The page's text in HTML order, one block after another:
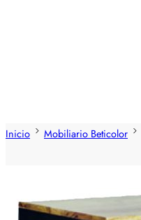
Inicio Mobiliario Beticolor